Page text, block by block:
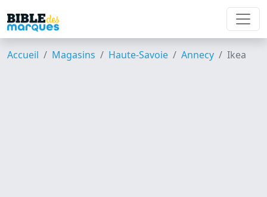
Accueil Magasins Haute-Savoie Annecy Ikea